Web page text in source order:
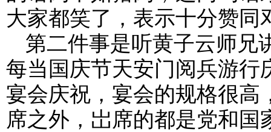
大家都笑了，表示十分赞同
第二件事是听黄子云师兄
每当国庆节天安门阅兵游行
宴会庆祝，宴会的规格很高
席之外，岀席的都是党和